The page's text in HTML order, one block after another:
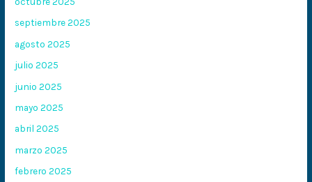
septiembre 2025
agosto 2025
julio 2025
junio 2025
mayo 2025
abril 2025
marzo 2025
febrero 2025